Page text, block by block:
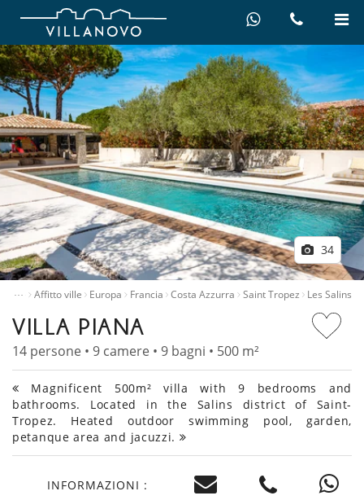
34
… Affitto ville Europa Francia Costa Azzurra Saint Tropez Les Salins
VILLA PIANA
14 persone • 9 camere • 9 bagni • 500 m²
Magnificent 500m² villa with 9 bedrooms and
bathrooms. Located in the Salins district of Saint-
Tropez. Heated outdoor swimming pool, garden,
petanque area and jacuzzi.
INFORMAZIONI :